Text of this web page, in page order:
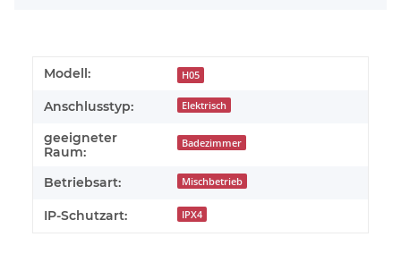
Modell: H05
Anschlusstyp: Elektrisch
geeigneter
Raum:
Badezimmer
Betriebsart: Mischbetrieb
IP-Schutzart: IPX4